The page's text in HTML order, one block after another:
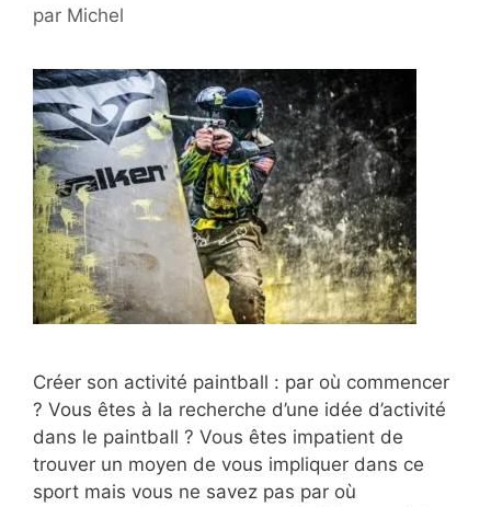
par Michel
Créer son activité paintball : par où commencer
? Vous êtes à la recherche d’une idée d’activité
dans le paintball ? Vous êtes impatient de
trouver un moyen de vous impliquer dans ce
sport mais vous ne savez pas par où